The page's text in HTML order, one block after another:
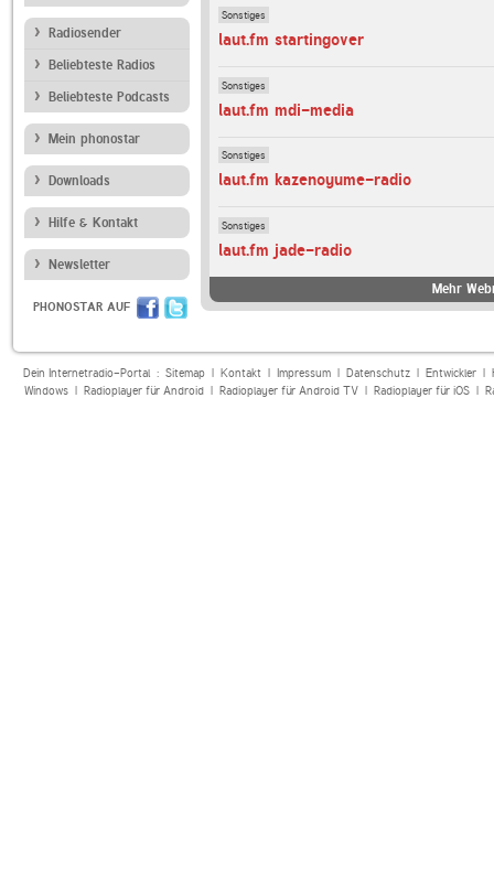
Radiosender
Beliebteste Radios
Beliebteste Podcasts
Mein phonostar
Downloads
Hilfe & Kontakt
Newsletter
PHONOSTAR AUF
Sonstiges
laut.fm startingover
Sonstiges
laut.fm mdi-media
Sonstiges
laut.fm kazenoyume-radio
Sonstiges
laut.fm jade-radio
Mehr
Dein Internetradio-Portal : Sitemap| Kontakt| Impressum| Datenschutz| Entwickler|
Windows| Radioplayer für Android| Radioplayer für Android TV| Radioplayer für iOS|